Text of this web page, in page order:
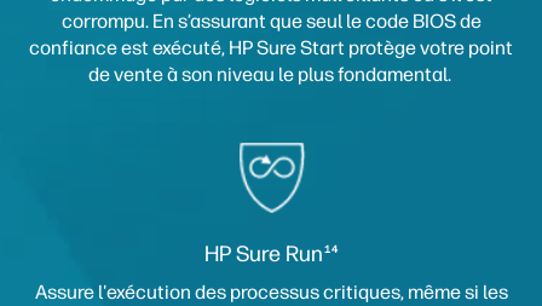
corrompu. En s’assurant que seul le code BIOS de
confiance est exécuté, HP Sure Start protège votre point
de vente à son niveau le plus fondamental.
HP Sure Run 14
Assure l'exécution des processus critiques, même si les